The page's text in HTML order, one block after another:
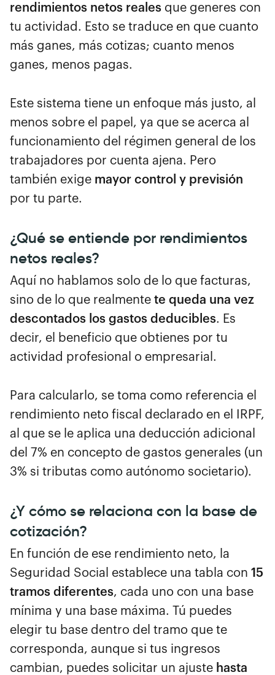
rendimientos netos reales que generes con
tu actividad. Esto se traduce en que cuanto
más ganes, más cotizas; cuanto menos
ganes, menos pagas.
Este sistema tiene un enfoque más justo, al
menos sobre el papel, ya que se acerca al
funcionamiento del régimen general de los
trabajadores por cuenta ajena. Pero
también exige mayor control y previsión
por tu parte.
¿Qué se entiende por rendimientos
netos reales?
Aquí no hablamos solo de lo que facturas,
sino de lo que realmente te queda una vez
descontados los gastos deducibles. Es
decir, el beneficio que obtienes por tu
actividad profesional o empresarial.
Para calcularlo, se toma como referencia el
rendimiento neto fiscal declarado en el IRPF,
al que se le aplica una deducción adicional
del 7% en concepto de gastos generales (un
3% si tributas como autónomo societario).
¿Y cómo se relaciona con la base de
cotización?
En función de ese rendimiento neto, la
Seguridad Social establece una tabla con 15
tramos diferentes, cada uno con una base
mínima y una base máxima. Tú puedes
elegir tu base dentro del tramo que te
corresponda, aunque si tus ingresos
cambian, puedes solicitar un ajuste hasta